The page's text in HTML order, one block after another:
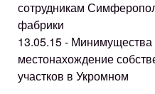
сотрудникам
фабрики
13.05.15 - Минимущества
местонахождение
участков в Укромном